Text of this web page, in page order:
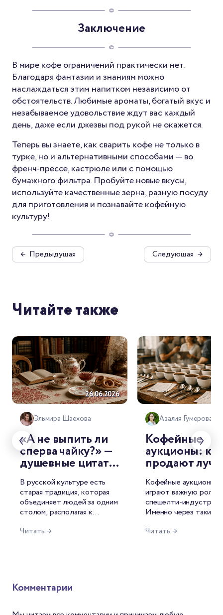
Заключение
В мире кофе ограничений практически нет.
Благодаря фантазии и знаниям можно
наслаждаться этим напитком независимо от
обстоятельств. Любимые ароматы, богатый вкус и
незабываемое удовольствие ждут вас каждый
день, даже если джезвы под рукой не окажется.
Теперь вы знаете, как сварить кофе не только в
турке, но и альтернативными способами — во
френч-прессе, кастрюле или с помощью
бумажного фильтра. Пробуйте новые вкусы,
используйте качественные зерна, разную посуду
для приготовления и познавайте кофейную
культуру!
← Предыдущая Следующая →
Читайте также
26.06.2026
Эльмира Шаехова
«А не выпить ли
сперва чайку?» —
душевные цитаты
о чае от
знаменитых
русских
писателей
В русской культуре есть
старая традиция, которая
объединяет людей за одним
столом, располагая к
называется она — чаепитие.
напиток нашёл отражение и
Читать →
Азалия Гумерова
Кофейные
аукционы: как
продают
лоты мира
Кофейные аукционы
играют важную роль в
спешелти-индустрии.
Именно через такие
рынок, формируются
уникальным вкусом. А
Читать →
Комментарии